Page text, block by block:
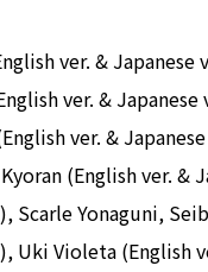
ver. &
ver. &
ver. &
(English ver. &
Scarle Yonaguni,
Uki Violeta (English